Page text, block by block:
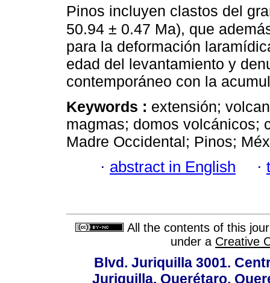
Pinos incluyen clastos del
50.94 ± 0.47 Ma), que
para la deformación
edad del levantamiento y
contemporáneo con la
Keywords : extensión;
magmas; domos volcánicos;
Madre Occidental; Pinos;
· abstract in English ·
All the contents of this
under a Creative
Blvd. Juriquilla 3001.
Juriquilla, Querétaro,